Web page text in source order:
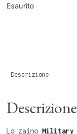
Esaurito
Descrizione
Descrizione
Lo zaino Military